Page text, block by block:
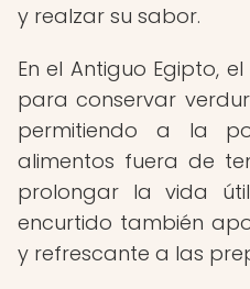
y realzar su sabor.
En el Antiguo Egipto,
para conservar
permitiendo a la
alimentos fuera de
prolongar la vida
encurtido también
y refrescante a las